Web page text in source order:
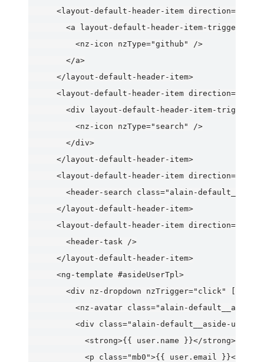
<layout-default-header-item
<a layout-default-header-item-trigger
          <nz-icon nzType="github" />
        </a>
      </layout-default-header-item>
<layout-default-header-item
<div layout-default-header-item-trigger
          <nz-icon nzType="search" />
        </div>
      </layout-default-header-item>
<layout-default-header-item
<header-search class="alain-
      </layout-default-header-item>
<layout-default-header-item
        <header-task />
      </layout-default-header-item>
      <ng-template #asideUserTpl>
<div nz-dropdown nzTrigger="click"
<nz-avatar class="alain-
<div class="alain-default__aside-user-
            <strong>{{ user.name }}</strong>
            <p class="mb0">{{ user.email }}</p>